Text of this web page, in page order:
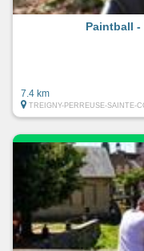
Paintball -
7.4 km
TREIGNY-PERREUSE-SAINTE-